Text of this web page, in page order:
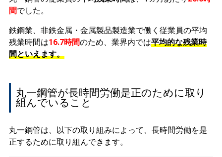
間でした。
鉄鋼業、非鉄金属・金属製品製造業で働く従業員の平均
残業時間は16.7時間のため、業界内では平均的な残業時
間といえます。
丸一鋼管が長時間労働是正のために取り
組んでいること
丸一鋼管は、以下の取り組みによって、長時間労働を是
正するために取り組んできます。